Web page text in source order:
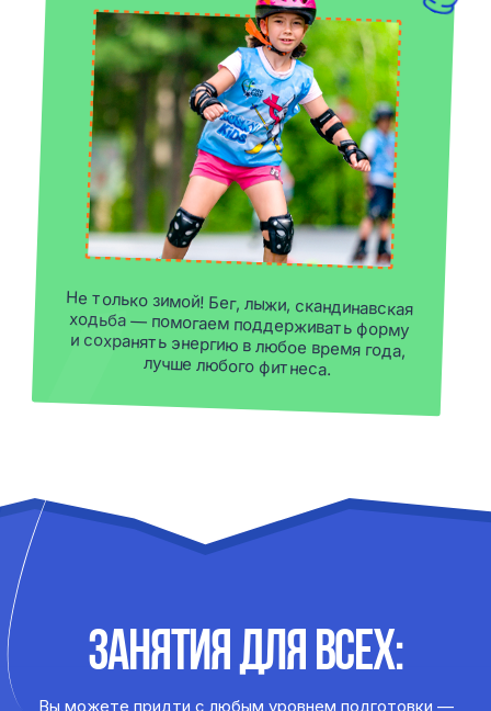
взрослые
Тренировки для тех, кто хочет быть
в форме, восстановить активность
в мероприятиях.
ПОДРОБНЕЕ
и поддерживающей атмосфере.
ПОДРОБНЕЕ